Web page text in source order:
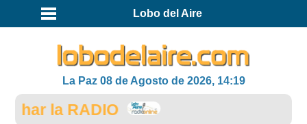
Lobo del Aire
La Paz 08 de Agosto de 2026, 14:19
la RADIO